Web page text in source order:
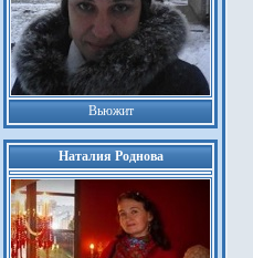
Вьюжит
Наталия Роднова